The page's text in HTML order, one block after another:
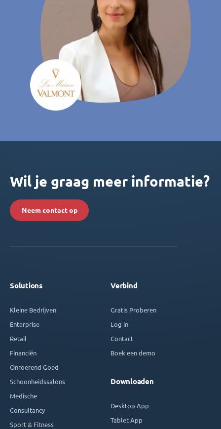
Wil je graag meer informatie?
Neem contact op
Solutions
Kleine Bedrijven
Enterprise
Retail
Financiën
Onroerend Goed
Schoonheidssalons
Medische
Consultancy
Sport & Fitness
Verbind
Gratis Proberen
Log in
Contact
Boek een demo
Downloaden
Desktop App
Tablet App